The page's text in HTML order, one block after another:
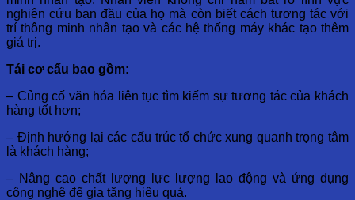
nghiên cứu ban đầu của họ mà còn biết cách tương tác với
trí thông minh nhân tạo và các hệ thống máy khác tạo thêm
giá trị.
Tái cơ cấu bao gồm:
– Củng cố văn hóa liên tục tìm kiếm sự tương tác của khách
hàng tốt hơn;
– Định hướng lại các cấu trúc tổ chức xung quanh trọng tâm
là khách hàng;
– Nâng cao chất lượng lực lượng lao động và ứng dụng
công nghệ để gia tăng hiệu quả.